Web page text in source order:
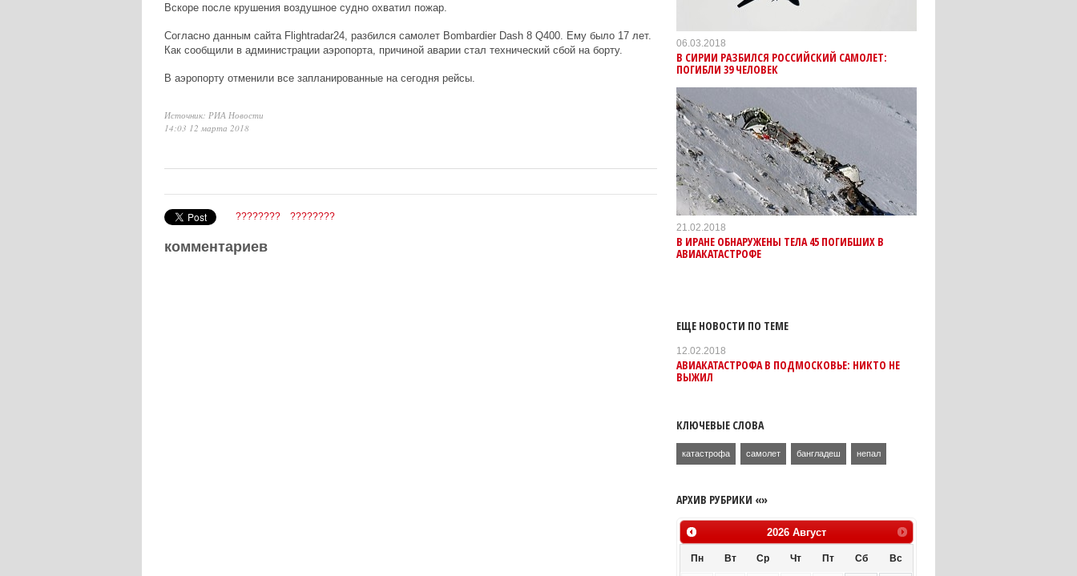
Вскоре после крушения воздушное судно охватил пожар.
Согласно данным сайта Flightradar24, разбился самолет Bombardier Dash 8 Q400. Ему было 17 лет.
Как сообщили в администрации аэропорта, причиной аварии стал технический сбой на борту.
В аэропорту отменили все запланированные на сегодня рейсы.
Источник: РИА Новости
14:03 12 марта 2018
???????? ????????
комментариев
06.03.2018
В СИРИИ РАЗБИЛСЯ РОССИЙСКИЙ САМОЛЕТ:
ПОГИБЛИ 39 ЧЕЛОВЕК
21.02.2018
В ИРАНЕ ОБНАРУЖЕНЫ ТЕЛА 45 ПОГИБШИХ В
АВИАКАТАСТРОФЕ
ЕЩЕ НОВОСТИ ПО ТЕМЕ
12.02.2018
АВИАКАТАСТРОФА В ПОДМОСКОВЬЕ: НИКТО НЕ
ВЫЖИЛ
КЛЮЧЕВЫЕ СЛОВА
катастрофа самолет бангладеш непал
АРХИВ РУБРИКИ «»
2026 Август
Пн Вт Ср Чт Пт Сб Вс